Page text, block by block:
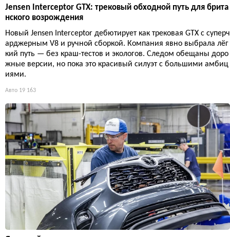
Jensen Interceptor GTX: трековый обходной путь для брита
нского возрождения
Новый Jensen Interceptor дебютирует как трековая GTX с суперч
арджерным V8 и ручной сборкой. Компания явно выбрала лёг
кий путь — без краш-тестов и экологов. Следом обещаны доро
жные версии, но пока это красивый силуэт с большими амбиц
иями.
Авто 19 163